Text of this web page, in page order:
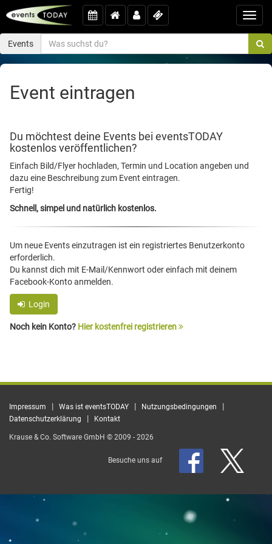
Events
Event eintragen
Du möchtest deine Events bei eventsTODAY
kostenlos veröffentlichen?
Einfach Bild/Flyer hochladen, Termin und Location angeben und
dazu eine Beschreibung zum Event eintragen.
Fertig!
Schnell, simpel und natürlich kostenlos.
Um neue Events einzutragen ist ein registriertes Benutzerkonto
erforderlich.
Du kannst dich mit E-Mail/Kennwort oder einfach mit deinem
Facebook-Konto anmelden.
Login
Noch kein Konto? Hier kostenfrei registrieren
Impressum | Was ist eventsTODAY | Nutzungsbedingungen |
Datenschutzerklärung | Kontakt
Krause & Co. Software GmbH © 2009 - 2026
Besuche uns auf